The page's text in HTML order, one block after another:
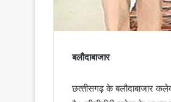
बलौदाबाजार
छत्‍तीसगढ़ के बलौदाबाजार